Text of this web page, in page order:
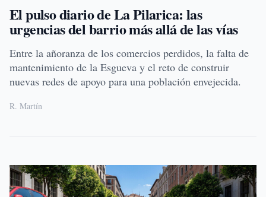
El pulso diario de La Pilarica: las
urgencias del barrio más allá de las vías
Entre la añoranza de los comercios perdidos, la falta de
mantenimiento de la Esgueva y el reto de construir
nuevas redes de apoyo para una población envejecida.
R. Martín